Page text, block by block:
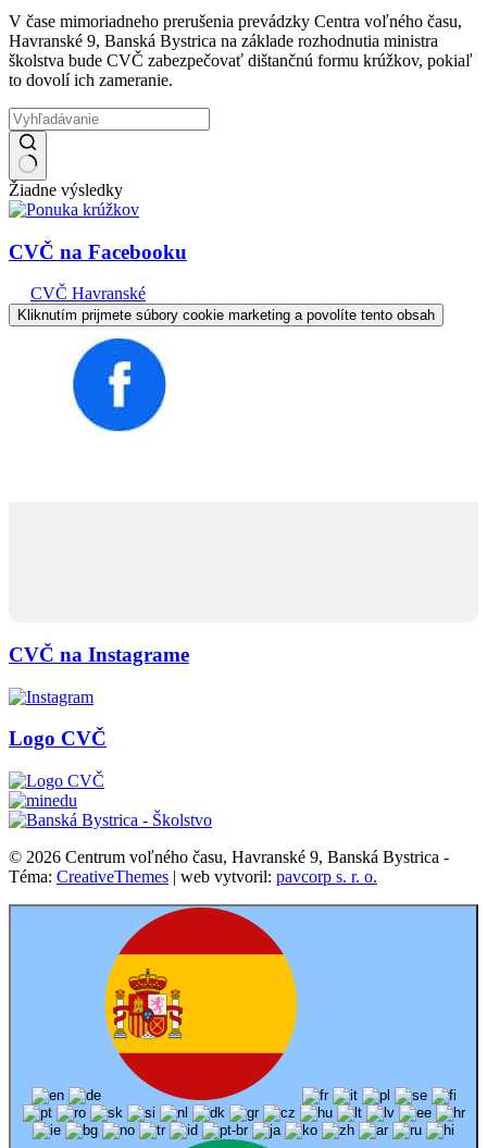
V čase mimoriadneho prerušenia prevádzky Centra voľného času,
Havranské 9, Banská Bystrica na základe rozhodnutia ministra
školstva bude CVČ zabezpečovať dištančnú formu krúžkov, pokiaľ
to dovolí ich zameranie.
Žiadne výsledky
CVČ na Facebooku
CVČ Havranské
Kliknutím prijmete súbory cookie marketing a povolíte tento obsah
CVČ na Instagrame
Logo CVČ
© 2026 Centrum voľného času, Havranské 9, Banská Bystrica -
Téma: CreativeThemes | web vytvoril: pavcorp s. r. o.